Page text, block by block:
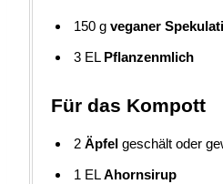
150 g veganer
3 EL Pflanzenmlich
Für das Kompott
2 Äpfel geschält oder
1 EL Ahornsirup